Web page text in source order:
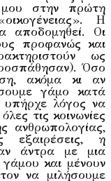
στην πρώτη
H
αποδομηθεί. Οι
προφανώς και
ως
Όσο
ακόμα κι αν
γάμο κατά
υπήρχε λόγος να
τις κοινωνίες
ανθρωπολογίας,
εξαιρέσεις, η
άντρα με μια
και μένουν
να μιλήσουμε